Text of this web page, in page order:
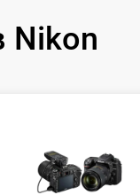
Nikon